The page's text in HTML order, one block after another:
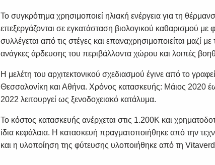
Το συγκρότημα χρησιμοποιεί ηλιακή ενέργεια για τη
επεξεργάζονται σε εγκατάσταση βιολογικού καθαρισμού με
συλλέγεται από τις στέγες και επαναχρησιμοποιείται μαζί με
ανάγκες άρδευσης του περιβάλλοντα χώρου και λοιπές
Η μελέτη του αρχιτεκτονικού σχεδιασμού έγινε από το
Θεσσαλονίκη και Αθήνα. Χρόνος κατασκευής: Μάιος 2020
2022 λειτουργεί ως ξενοδοχειακό κατάλυμα.
Το κόστος κατασκευής ανέρχεται στις 1.200Κ και
ίδια κεφάλαια. Η κατασκευή πραγματοποιήθηκε από την
και η υλοποίηση της φύτευσης υλοποιήθηκε από τη